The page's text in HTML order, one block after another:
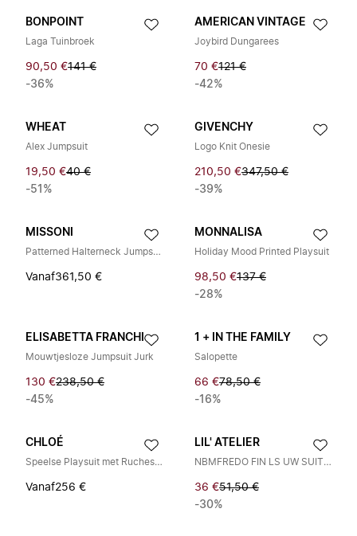
BONPOINT
Laga Tuinbroek
90,50 €141 €
-36%
AMERICAN VINTAGE
Joybird Dungarees
70 €121 €
-42%
WHEAT
Alex Jumpsuit
19,50 €40 €
-51%
GIVENCHY
Logo Knit Onesie
210,50 €347,50 €
-39%
MISSONI
Patterned Halterneck Jumpsuit
Vanaf361,50 €
MONNALISA
Holiday Mood Printed Playsuit
98,50 €137 €
-28%
ELISABETTA FRANCHI
Mouwtjesloze Jumpsuit Jurk
130 €238,50 €
-45%
1 + IN THE FAMILY
Salopette
66 €78,50 €
-16%
CHLOÉ
Speelse Playsuit met Ruches en Bloemen
Vanaf256 €
LIL' ATELIER
NBMFREDO FIN LS UW SUIT LIL
36 €51,50 €
-30%